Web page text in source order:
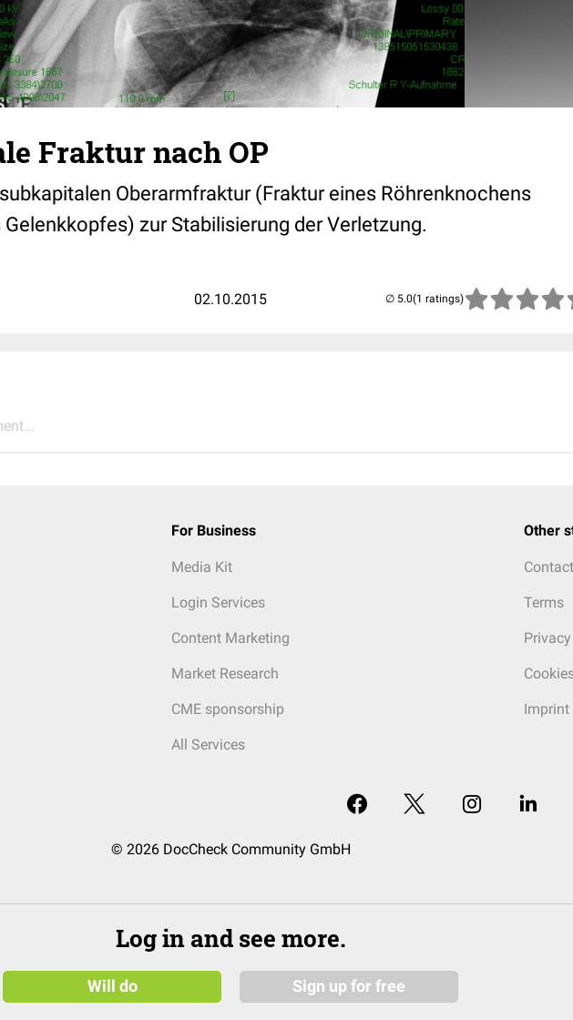
Fraktur nach OP
Oberarmfraktur (Fraktur eines Röhrenknochens
zur Stabilisierung der Verletzung.
02.10.2015 (1 ratings)
For Business
Media Kit
Login Services
Content Marketing
Market Research
CME sponsorship
All Services
Other
Contact
Terms
Privacy
Imprint
© 2026 DocCheck Community GmbH
Log in and see more.
Will do Sign up for free